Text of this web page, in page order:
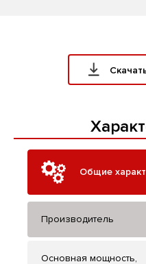
Общие
Производитель
Основная мощность,